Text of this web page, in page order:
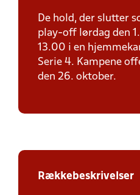
De hold, der slutter
play-off lørdag den
13.00 i en
Serie 4. Kampene
den 26. oktober.
Rækkebeskrivelser